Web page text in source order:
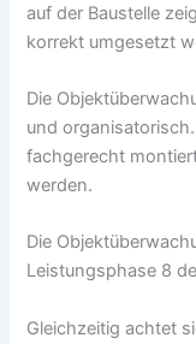
auf der Baustelle
korrekt umgesetzt
Die
und
fachgerecht
werden.
Die
Leistungsphase 8
Gleichzeitig achtet